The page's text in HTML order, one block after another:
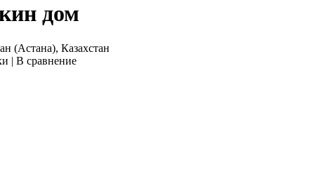
дом
(Астана), Казахстан
| В сравнение